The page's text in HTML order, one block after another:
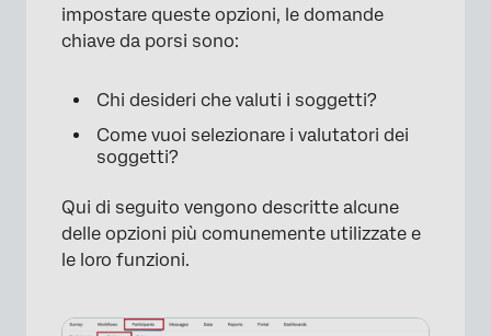
impostare queste opzioni, le domande
chiave da porsi sono:
Chi desideri che valuti i soggetti?
Come vuoi selezionare i valutatori dei
soggetti?
Qui di seguito vengono descritte alcune
delle opzioni più comunemente utilizzate e
le loro funzioni.